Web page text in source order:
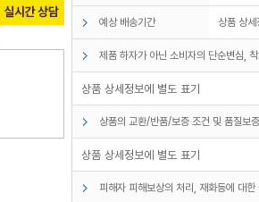
예상 배송기간 상품 상
제품 하자가 아닌 소비자의 단순변심,
상품 상세정보에 별도 표기
상품의 교환/반품/보증 조건 및 품질보
상품 상세정보에 별도 표기
피해자 피해보상의 처리, 재화등에 대